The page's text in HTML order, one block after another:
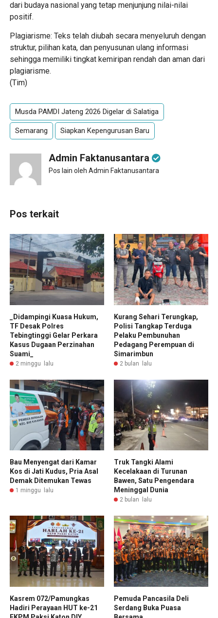
dari budaya nasional yang tetap menjunjung nilai-nilai
positif.
Plagiarisme: Teks telah diubah secara menyeluruh dengan
struktur, pilihan kata, dan penyusunan ulang informasi
sehingga memiliki tingkat kemiripan rendah dan aman dari
plagiarisme.
(Tim)
Musda PAMDI Jateng 2026 Digelar di Salatiga
Semarang Siapkan Kepengurusan Baru
Admin Faktanusantara
Pos lain oleh Admin Faktanusantara
Pos terkait
_Didampingi Kuasa Hukum,
TF Desak Polres
Tebingtinggi Gelar Perkara
Kasus Dugaan Perzinahan
Suami_
2 minggu lalu
Kurang Sehari Terungkap,
Polisi Tangkap Terduga
Pelaku Pembunuhan
Pedagang Perempuan di
Simarimbun
2 bulan lalu
Bau Menyengat dari Kamar
Kos di Jati Kudus, Pria Asal
Demak Ditemukan Tewas
1 minggu lalu
Truk Tangki Alami
Kecelakaan di Turunan
Bawen, Satu Pengendara
Meninggal Dunia
2 bulan lalu
Kasrem 072/Pamungkas
Hadiri Perayaan HUT ke-21
Pemuda Pancasila Deli
Serdang Buka Puasa